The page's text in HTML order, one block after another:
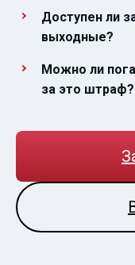
Доступен ли
выходные?
Можно ли
за это штраф?